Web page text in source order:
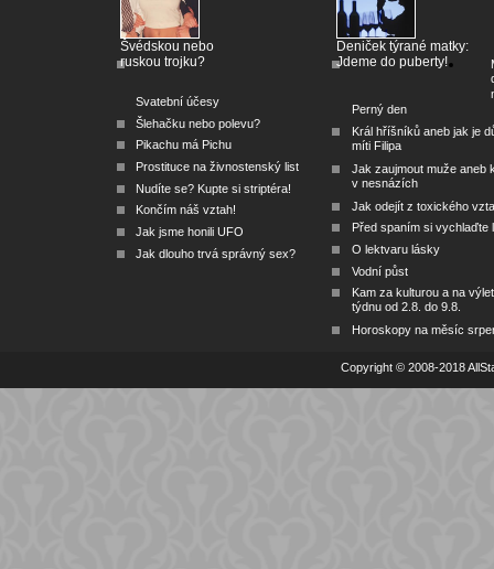
Švédskou nebo
ruskou trojku?
Svatební účesy
Šlehačku nebo polevu?
Pikachu má Pichu
Prostituce na živnostenský list
Nudíte se? Kupte si striptéra!
Končím náš vztah!
Jak jsme honili UFO
Jak dlouho trvá správný sex?
Deniček týrané matky:
Jdeme do puberty!
Perný den
Král hříšníků aneb jak je
míti Filipa
Jak zaujmout muže aneb
v nesnázích
Jak odejít z toxického
Před spaním si vychlaďte
O lektvaru lásky
Vodní půst
Kam za kulturou a na
týdnu od 2.8. do 9.8.
Horoskopy na měsíc
Copyright © 2008-2018